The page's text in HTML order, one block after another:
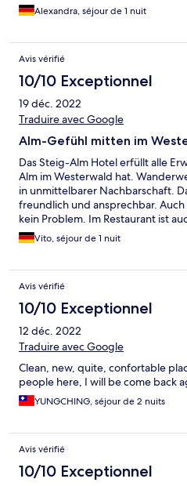
Alexandra, séjour de 1 nuit
Avis vérifié
10/10 Exceptionnel
19 déc. 2022
Traduire avec Google
Alm-Gefühl mitten im
Das Steig-Alm Hotel erfüllt alle
Alm im Westerwald hat.
in unmittelbarer Nachbarschaft.
freundlich und ansprechbar.
kein Problem. Im Restaurant ist
Hotelgäste verfügbar und das
ebenfalls keine Wünsche offen.
Vito, séjour de 1 nuit
Avis vérifié
10/10 Exceptionnel
12 déc. 2022
Traduire avec Google
Clean, new, quite, confortable
people here, I will be come back
YUNGCHING, séjour de 2 nuits
Avis vérifié
10/10 Exceptionnel